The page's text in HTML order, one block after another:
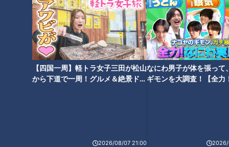
【四国一周】軽トラ女子三田が松山
から下道で一周！グルメ＆絶景ドラ
2026/08/07 21:00
なにわ男子が体を張って
ギモンを大調査！【全力
2026/
「すごい痩せましたね！」…世
界一楽なスクワット！？ダイエ
ットのスペシャリストに学ぶ
「無理なくやせる方法」
or「朝食後」？歯科医師が推奨
する歯みがきのタイミングとは